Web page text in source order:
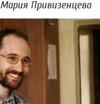
Мария Привизенцева